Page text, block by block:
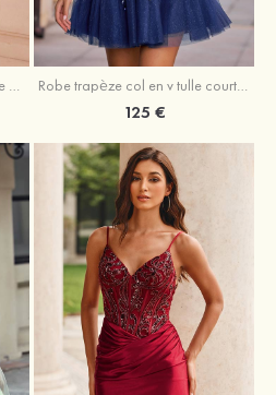
Fourreau épaule dénudée soie comme du satin courte/mini robe de fête de la rentrée Robe trapèze col en v tulle courte/mini robe de fête de la rentrée avec poches paillettes
125 €